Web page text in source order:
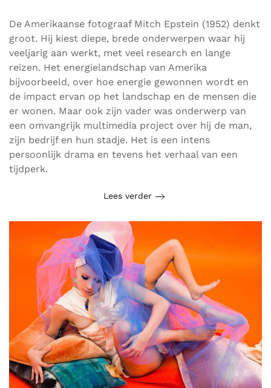
De Amerikaanse fotograaf Mitch Epstein (1952) denkt
groot. Hij kiest diepe, brede onderwerpen waar hij
veeljarig aan werkt, met veel research en lange
reizen. Het energielandschap van Amerika
bijvoorbeeld, over hoe energie gewonnen wordt en
de impact ervan op het landschap en de mensen die
er wonen. Maar ook zijn vader was onderwerp van
een omvangrijk multimedia project over hij de man,
zijn bedrijf en hun stadje. Het is een intens
persoonlijk drama en tevens het verhaal van een
tijdperk.
Lees verder